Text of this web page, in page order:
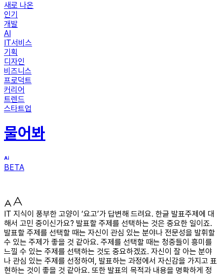
새로 나온
인기
개발
AI
IT서비스
기획
디자인
비즈니스
프로덕트
커리어
트렌드
스타트업
물어봐
BETA
IT 지식이 풍부한 고양이 ‘요고’가 답변해 드려요. 한글 발표주제에 대
해서 고민 중이신가요? 발표할 주제를 선택하는 것은 중요한 일이죠.
발표할 주제를 선택할 때는 자신이 관심 있는 분야나 전문성을 발휘할
수 있는 주제가 좋을 것 같아요. 주제를 선택할 때는 청중들이 흥미를
느낄 수 있는 주제를 선택하는 것도 중요하겠죠. 자신이 잘 아는 분야
나 관심 있는 주제를 선정하여, 발표하는 과정에서 자신감을 가지고 표
현하는 것이 좋을 것 같아요. 또한 발표의 목적과 내용을 명확하게 정